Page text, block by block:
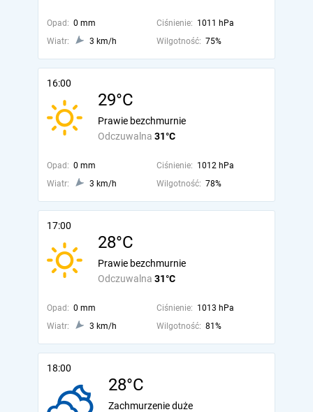
Opad: 0 mm Ciśnienie: 1011 hPa
Wiatr:
3 km/h Wilgotność: 75%
16:00
29°C
Odczuwalna 31°C
Prawie bezchmurnie
Opad: 0 mm Ciśnienie: 1012 hPa
Wiatr:
3 km/h Wilgotność: 78%
17:00
28°C
Odczuwalna 31°C
Prawie bezchmurnie
Opad: 0 mm Ciśnienie: 1013 hPa
Wiatr:
3 km/h Wilgotność: 81%
18:00
28°C
Zachmurzenie duże